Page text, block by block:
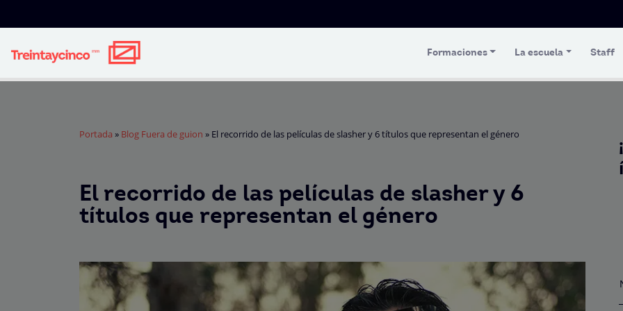
Formaciones La escuela Staff
Portada » Blog Fuera de guion » El recorrido de las películas de slasher y 6 títulos que representan el género
El recorrido de las películas de slasher y 6
títulos que representan el género